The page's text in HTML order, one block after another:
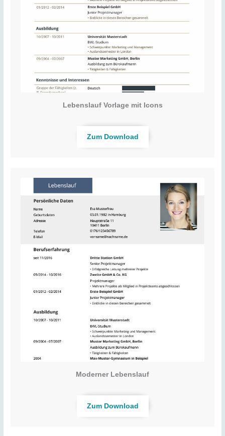
Lebenslauf Vorlage mit Icons
Zum Download
Moderner Lebenslauf
Zum Download